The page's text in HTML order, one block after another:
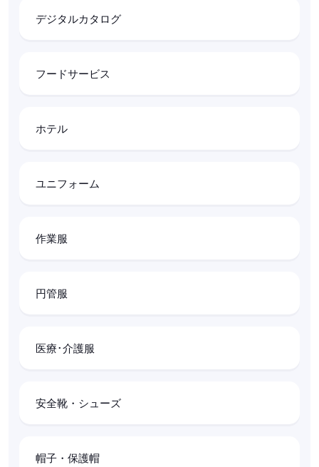
デジタルカタログ
フードサービス
ホテル
ユニフォーム
作業服
円管服
医療･介護服
安全靴・シューズ
帽子・保護帽